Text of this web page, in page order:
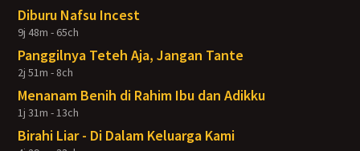
Diburu Nafsu Incest
9j 48m - 65ch
Panggilnya Teteh Aja, Jangan Tante
2j 51m - 8ch
Menanam Benih di Rahim Ibu dan Adikku
1j 31m - 13ch
Birahi Liar - Di Dalam Keluarga Kami